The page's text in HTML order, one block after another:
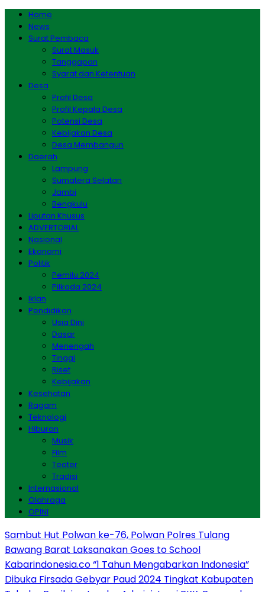
Home
News
Surat Pembaca
Surat Masuk
Tanggapan
Syarat dan Ketentuan
Desa
Profil Desa
Profil Kepala Desa
Potensi Desa
Kebijakan Desa
Desa Membangun
Daerah
Lampung
Sumatera Selatan
Jambi
Bengkulu
Liputan Khusus
ADVERTORIAL
Nasional
Ekonomi
Politik
Pemilu 2024
Pilkada 2024
Iklan
Pendidikan
Usia Dini
Dasar
Menengah
Tinggi
Riset
Kebijakan
Kesehatan
Ragam
Teknologi
Hiburan
Musik
Film
Teater
Tradisi
Internasional
Olahraga
OPINI
Sambut Hut Polwan ke-76, Polwan Polres Tulang
Bawang Barat Laksanakan Goes to School
Kabarindonesia.co “1 Tahun Mengabarkan Indonesia”
Dibuka Firsada Gebyar Paud 2024 Tingkat Kabupaten